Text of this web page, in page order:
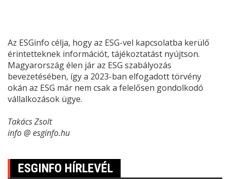
Az ESGinfo célja, hogy az ESG-vel kapcsolatba kerülő
érintetteknek információt, tájékoztatást nyújtson.
Magyarország élen jár az ESG szabályozás
bevezetésében, így a 2023-ban elfogadott törvény
okán az ESG már nem csak a felelősen gondolkodó
vállalkozások ügye.
Takács Zsolt
info @ esginfo.hu
ESGINFO HÍRLEVÉL